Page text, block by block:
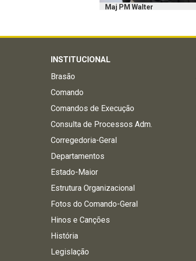
Maj PM Walter
INSTITUCIONAL
Brasão
Comando
Comandos de Execução
Consulta de Processos Adm.
Corregedoria-Geral
Departamentos
Estado-Maior
Estrutura Organizacional
Fotos do Comando-Geral
Hinos e Canções
História
Legislação